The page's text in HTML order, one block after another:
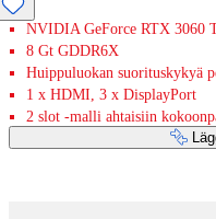
NVIDIA GeForce RTX 3060
8 Gt GDDR6X
Huippuluokan suorituskykyä
1 x HDMI, 3 x DisplayPort
2 slot -malli ahtaisiin